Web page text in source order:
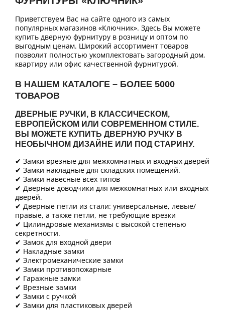
Приветствуем Вас на сайте одного из самых
популярных магазинов «Ключник». Здесь Вы можете
купить дверную фурнитуру в розницу и оптом по
выгодным ценам. Широкий ассортимент товаров
позволит полностью укомплектовать загородный дом,
квартиру или офис качественной фурнитурой.
В НАШЕМ КАТАЛОГЕ – БОЛЕЕ 5000
ТОВАРОВ
ДВЕРНЫЕ РУЧКИ, В КЛАССИЧЕСКОМ,
ЕВРОПЕЙСКОМ ИЛИ СОВРЕМЕННОМ СТИЛЕ.
ВЫ МОЖЕТЕ КУПИТЬ ДВЕРНУЮ РУЧКУ В
НЕОБЫЧНОМ ДИЗАЙНЕ ИЛИ ПОД СТАРИНУ.
✔ Замки врезные для межкомнатных и входных дверей
✔ Замки накладные для складских помещений.
✔ Замки навесные всех типов
✔ Дверные доводчики для межкомнатных или входных
дверей.
✔ Дверные петли из стали: универсальные, левые/
правые, а также петли, не требующие врезки
✔ Цилиндровые механизмы с высокой степенью
секретности.
✔ Замок для входной двери
✔ Накладные замки
✔ Электромеханические замки
✔ Замки противопожарные
✔ Гаражные замки
✔ Врезные замки
✔ Замки с ручкой
✔ Замки для пластиковых дверей